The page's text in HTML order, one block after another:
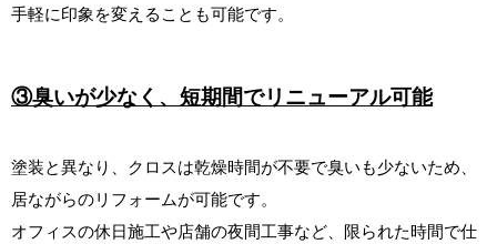
手軽に印象を変えることも可能です。
③臭いが少なく、短期間でリニューアル可能
塗装と異なり、クロスは乾燥時間が不要で臭いも少ないため、
居ながらのリフォームが可能です。
オフィスの休日施工や店舗の夜間工事など、限られた時間で仕